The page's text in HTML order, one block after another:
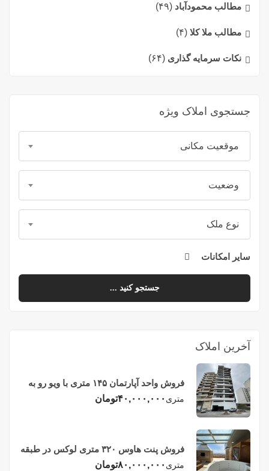
مطالب محمودآباد (۴۹)
مطالب ملا کلا (۴)
نکات سرمایه گذاری (۶۴)
جستجوی املاک ویژه
موقعیت مکانی
وضعیت
نوع ملک
سایر امکانات
جستجو کنید ...
آخرین املاک
فروش واحد آپارتمان ۱۴۵ متری با ویو رو به
دریا در فریدونکنار
متری ۴۰,۰۰۰,۰۰۰تومان
فروش پنت هاوس ۳۲۰ متری لوکس در طبقه
چهاردهم فریدونکنار
متری ۸۰,۰۰۰,۰۰۰تومان